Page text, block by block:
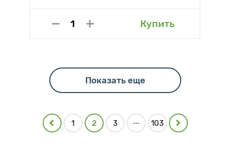
Купить
Показать еще
1 2 3 ... 103